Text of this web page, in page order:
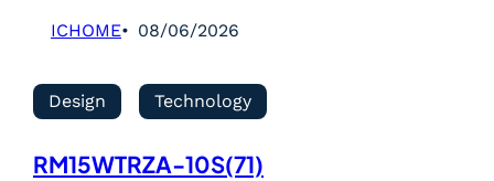
ICHOME 08/06/2026
Design Technology
RM15WTRZA-10S(71)